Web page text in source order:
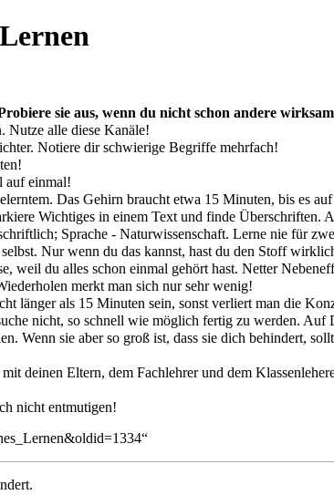
sie aus, wenn du nicht schon andere
Nutze alle diese Kanäle!
Notiere dir schwierige Begriffe mehrfach!
auf einmal!
Das Gehirn braucht etwa 15 Minuten, bis es
Wichtiges in einem Text und finde Überschriften.
Sprache - Naturwissenschaft. Lerne nie für
Nur wenn du das kannst, hast du den Stoff
weil du alles schon einmal gehört hast. Netter
merkt man sich nur sehr wenig!
länger als 15 Minuten sein, sonst verliert man die
nicht, so schnell wie möglich fertig zu werden. Auf
Wenn sie aber so groß ist, dass sie dich behindert,
deinen Eltern, dem Fachlehrer und dem
nicht entmutigen!
“